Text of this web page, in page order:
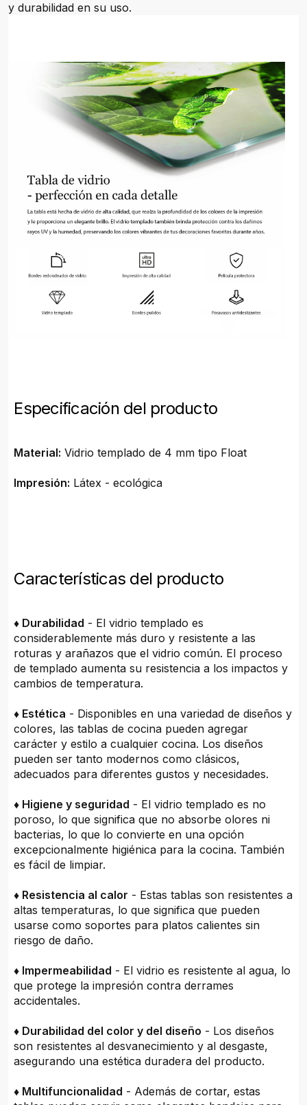
y durabilidad en su uso.
Especificación del producto
Material: Vidrio templado de 4 mm tipo Float
Impresión: Látex - ecológica
Características del producto
♦ Durabilidad - El vidrio templado es
considerablemente más duro y resistente a las
roturas y arañazos que el vidrio común. El proceso
de templado aumenta su resistencia a los impactos y
cambios de temperatura.
♦ Estética - Disponibles en una variedad de diseños y
colores, las tablas de cocina pueden agregar
carácter y estilo a cualquier cocina. Los diseños
pueden ser tanto modernos como clásicos,
adecuados para diferentes gustos y necesidades.
♦ Higiene y seguridad - El vidrio templado es no
poroso, lo que significa que no absorbe olores ni
bacterias, lo que lo convierte en una opción
excepcionalmente higiénica para la cocina. También
es fácil de limpiar.
♦ Resistencia al calor - Estas tablas son resistentes a
altas temperaturas, lo que significa que pueden
usarse como soportes para platos calientes sin
riesgo de daño.
♦ Impermeabilidad - El vidrio es resistente al agua, lo
que protege la impresión contra derrames
accidentales.
♦ Durabilidad del color y del diseño - Los diseños
son resistentes al desvanecimiento y al desgaste,
asegurando una estética duradera del producto.
♦ Multifuncionalidad - Además de cortar, estas